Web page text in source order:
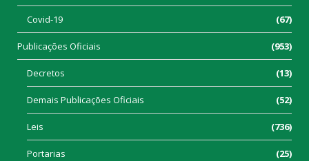
Covid-19 (67)
Publicações Oficiais (953)
Decretos (13)
Demais Publicações Oficiais (52)
Leis (736)
Portarias (25)